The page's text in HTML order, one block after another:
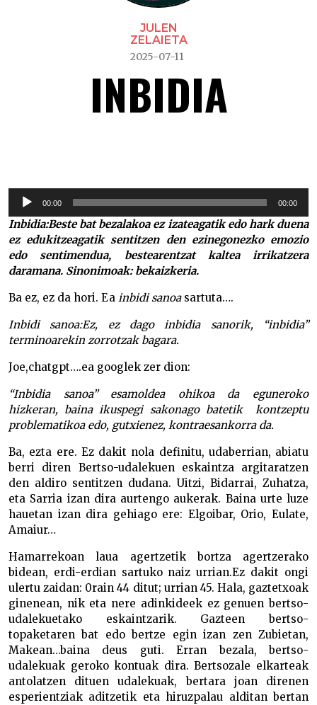
JULEN
ZELAIETA
2025-07-11
INBIDIA
Soinu
erreproduzigailua
00:00 00:00
Inbidia:Beste bat bezalakoa ez izateagatik edo hark duena
ez edukitzeagatik sentitzen den ezinegonezko emozio
edo sentimendua, bestearentzat kaltea irrikatzera
daramana. Sinonimoak:bekaizkeria.
Ba ez, ez da hori. Ea inbidi sanoasartuta….
Inbidi sanoa:Ez, ez dago inbidia sanorik, “inbidia”
terminoarekin zorrotzak bagara.
Joe,chatgpt….ea googlek zer dion:
“Inbidia sanoa” esamoldea ohikoa da eguneroko
hizkeran, baina ikuspegi sakonago batetik kontzeptu
problematikoa edo, gutxienez, kontraesankorra da.
Ba, ezta ere. Ez dakit nola definitu, udaberrian, abiatu
berri diren Bertso-udalekuen eskaintza argitaratzen
den aldiro sentitzen dudana. Uitzi, Bidarrai, Zuhatza,
eta Sarria izan dira aurtengo aukerak. Baina urte luze
hauetan izan dira gehiago ere: Elgoibar, Orio, Eulate,
Amaiur…
Hamarrekoan laua agertzetik bortza agertzerako
bidean, erdi-erdian sartuko naiz urrian.Ez dakit ongi
ulertu zaidan: 0rain 44 ditut; urrian 45. Hala, gaztetxoak
ginenean, nik eta nere adinkideek ez genuen bertso-
udalekuetako eskaintzarik. Gazteen bertso-
topaketaren bat edo bertze egin izan zen Zubietan,
Makean…baina deus guti. Erran bezala, bertso-
udalekuak geroko kontuak dira. Bertsozale elkarteak
antolatzen dituen udalekuak, bertara joan direnen
esperientziak aditzetik eta hiruzpalau alditan bertan